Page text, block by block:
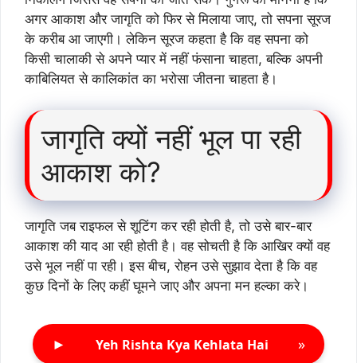
अगर आकाश और जागृति को फिर से मिलाया जाए, तो सपना सूरज
के करीब आ जाएगी। लेकिन सूरज कहता है कि वह सपना को
किसी चालाकी से अपने प्यार में नहीं फंसाना चाहता, बल्कि अपनी
काबिलियत से कालिकांत का भरोसा जीतना चाहता है।
जागृति क्यों नहीं भूल पा रही
आकाश को?
जागृति जब राइफल से शूटिंग कर रही होती है, तो उसे बार-बार
आकाश की याद आ रही होती है। वह सोचती है कि आखिर क्यों वह
उसे भूल नहीं पा रही। इस बीच, रोहन उसे सुझाव देता है कि वह
कुछ दिनों के लिए कहीं घूमने जाए और अपना मन हल्का करे।
► Yeh Rishta Kya Kehlata Hai »